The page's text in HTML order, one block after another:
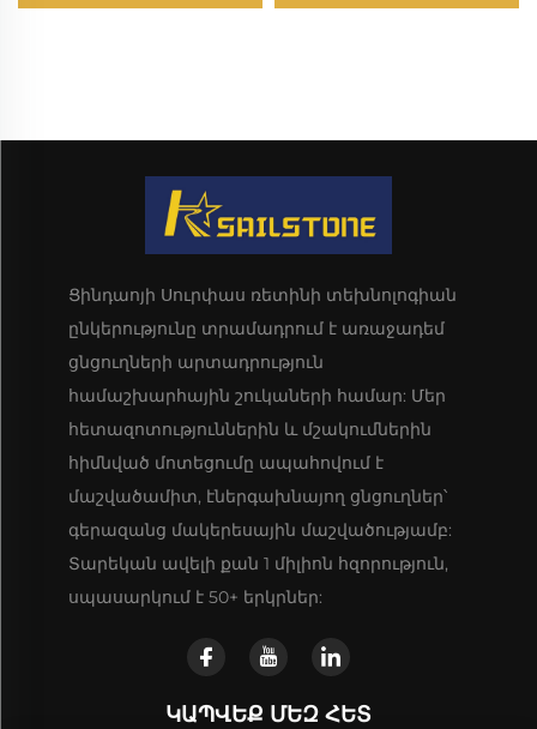
Ցինդաոյի Սուրփաս ռետինի տեխնոլոգիան
ընկերությունը տրամադրում է առաջադեմ
ցնցուղների արտադրություն
համաշխարհային շուկաների համար: Մեր
հետազոտություններին և մշակումներին
հիմնված մոտեցումը ապահովում է
մաշվածամիտ, էներգախնայող ցնցուղներ՝
գերազանց մակերեսային մաշվածությամբ:
Տարեկան ավելի քան 1 միլիոն հզորություն,
սպասարկում է 50+ երկրներ:
ԿԱՊՎԵՔ ՄԵԶ ՀԵՏ